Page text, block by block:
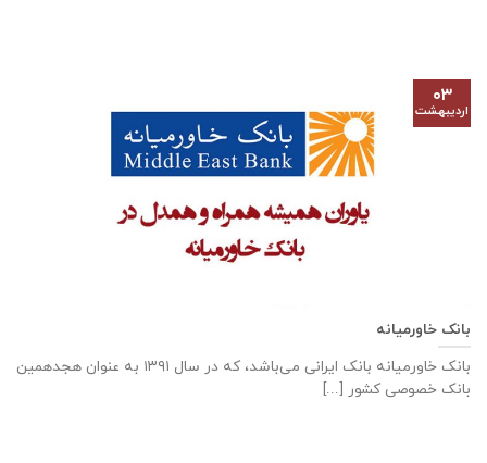
بانک خاورمیانه
بانک خاورمیانه بانک ایرانی می‌باشد، که در سال ۱۳۹۱ به عنوان هجدهمین
بانک خصوصی کشور [...]
۰۳
اردیبهشت